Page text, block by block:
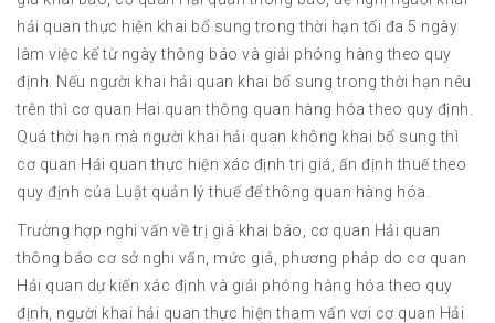
hải quan thực hiện khai bổ sung trong thời hạn tối đa 5 ngày
làm việc kể từ ngày thông báo và giải phóng hàng theo quy
định. Nếu người khai hải quan khai bổ sung trong thời hạn nêu
trên thì cơ quan Hai quan thông quan hàng hóa theo quy định.
Quá thời hạn mà người khai hải quan không khai bổ sung thì
cơ quan Hải quan thực hiện xác định trị giá, ấn định thuế theo
quy định của Luật quản lý thuế để thông quan hàng hóa.
Trường hợp nghi vấn về trị giá khai báo, cơ quan Hải quan
thông báo cơ sở nghi vấn, mức giá, phương pháp do cơ quan
Hải quan dự kiến xác định và giải phóng hàng hóa theo quy
định, người khai hải quan thực hiện tham vấn vơi cơ quan Hải